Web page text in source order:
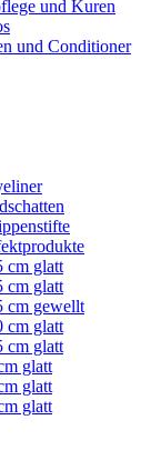
und Kuren
und Conditioner
cm glatt
cm glatt
cm gewellt
cm glatt
cm glatt
glatt
glatt
glatt